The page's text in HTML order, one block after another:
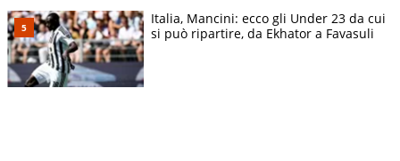
Italia, Mancini: ecco gli Under 23 da cui
si può ripartire, da Ekhator a Favasuli